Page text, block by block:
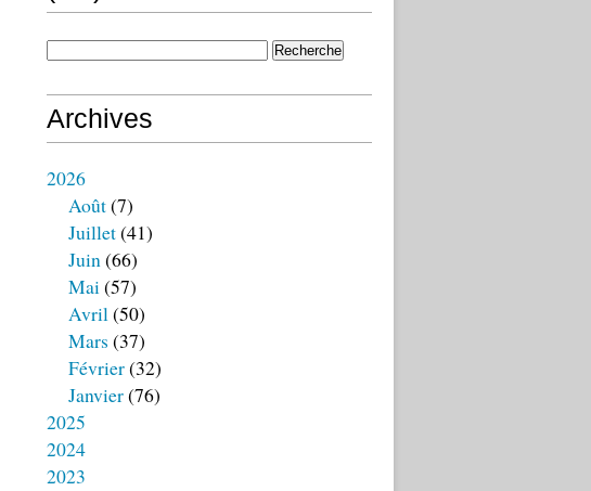
Archives
2026
Août(7)
Juillet(41)
Juin(66)
Mai(57)
Avril(50)
Mars (37)
Février(32)
Janvier(76)
2025
2024
2023